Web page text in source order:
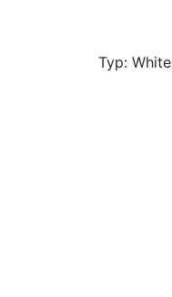
Typ: